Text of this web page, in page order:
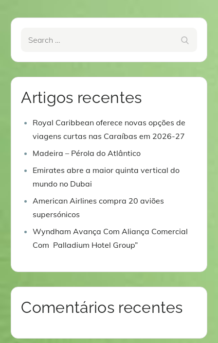
Artigos recentes
Royal Caribbean oferece novas opções de
viagens curtas nas Caraíbas em 2026-27
Madeira – Pérola do Atlântico
Emirates abre a maior quinta vertical do
mundo no Dubai
American Airlines compra 20 aviões
supersónicos
Wyndham Avança Com Aliança Comercial
Com Palladium Hotel Group”
Comentários recentes